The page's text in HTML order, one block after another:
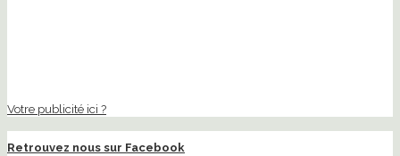
Votre publicité ici ?
Retrouvez nous sur Facebook